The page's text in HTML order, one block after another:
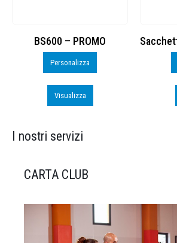
Personalizza
Visualizza
I nostri servizi
CARTA CLUB